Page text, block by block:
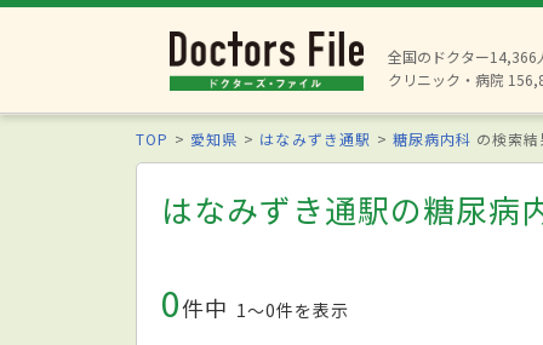
全国のドクター14,366
クリニック・病院
TOP 愛知県 はなみずき通駅 糖尿病内科 の検索
はなみずき通駅の糖尿病
0件中 1〜0件を表示